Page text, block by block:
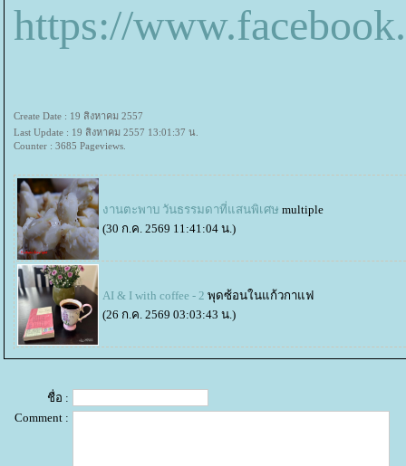
https://
Create Date : 19 สิงหาคม 2557
Last Update : 19 สิงหาคม 2557 13:01:37 น.
Counter : 3685 Pageviews.
งานตะพาบ วันธรรมดาที่แสนพิเศษ multiple
(30 ก.ค. 2569 11:41:04 น.)
AI & I with coffee - 2 พุดซ้อนในแก้วกาแฟ
(26 ก.ค. 2569 03:03:43 น.)
ชื่อ :
Comment :